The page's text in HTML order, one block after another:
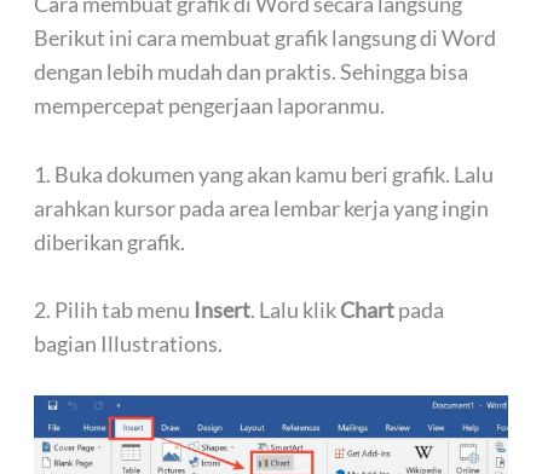
Berikut ini cara membuat grafik langsung di Word
dengan lebih mudah dan praktis. Sehingga bisa
mempercepat pengerjaan laporanmu.
1. Buka dokumen yang akan kamu beri grafik. Lalu
arahkan kursor pada area lembar kerja yang ingin
diberikan grafik.
2. Pilih tab menu Insert. Lalu klikChartpada
bagian Illustrations.